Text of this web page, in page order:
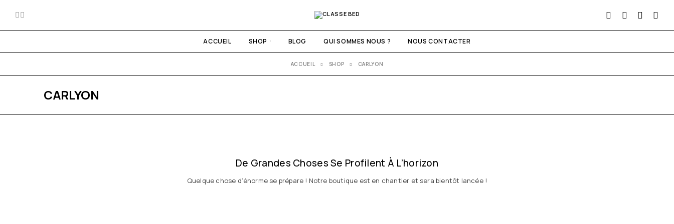
ACCUEIL SHOP BLOG QUI SOMMES NOUS ? NOUS CONTACTER
ACCUEIL SHOP CARLYON
CARLYON
De Grandes Choses Se Profilent À L’horizon
Quelque chose d’énorme se prépare ! Notre boutique est en chantier et sera bientôt lancée !